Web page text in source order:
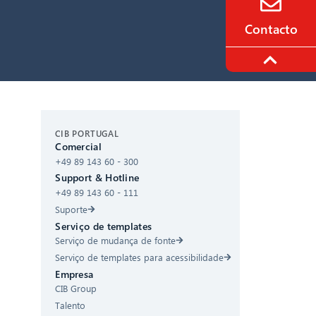
CIB PORTUGAL
Comercial
+49 89 143 60 - 300
Support & Hotline
+49 89 143 60 - 111
Suporte
Serviço de templates
Serviço de mudança de fonte
Serviço de templates para acessibilidade
Empresa
CIB Group
Talento
Olá! O que posso fazer por si?
Contacto